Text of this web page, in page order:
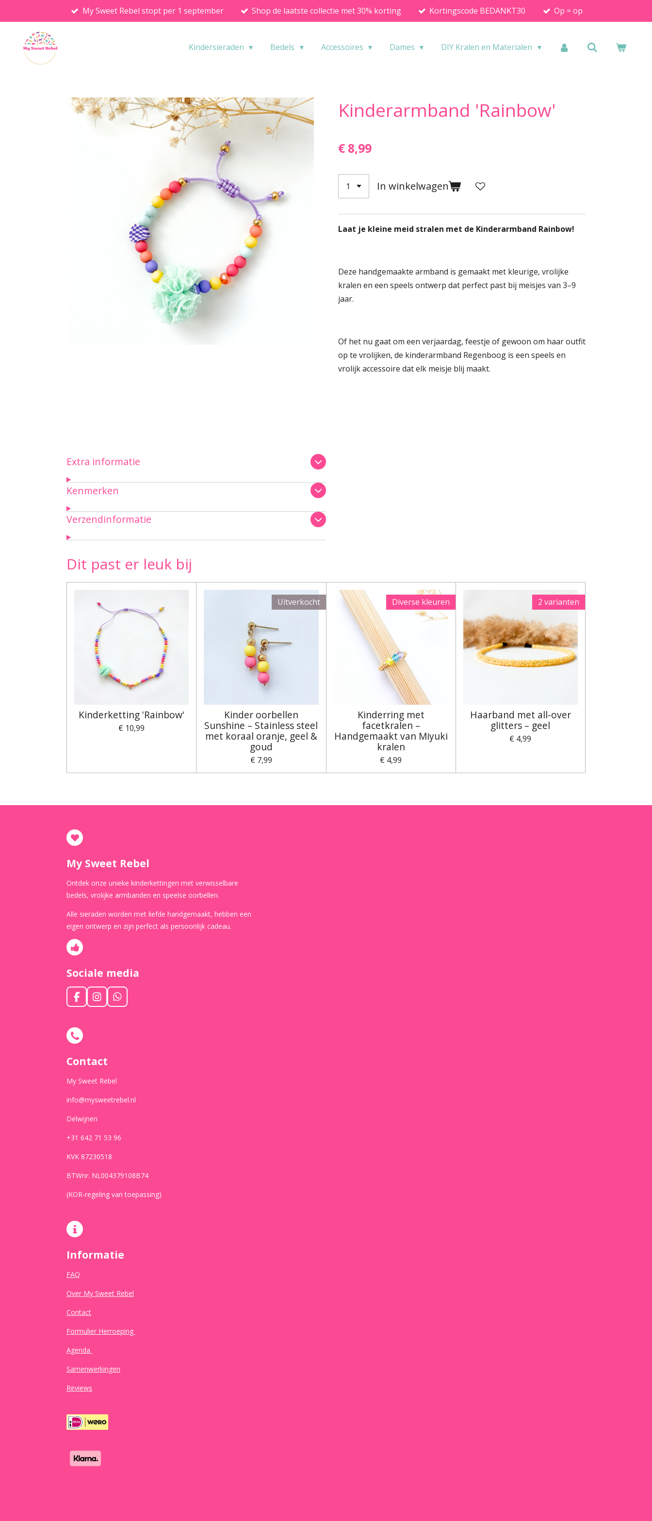
direct
hoofdinhoud
My Sweet Rebel stopt per 1 september Shop de laatste collectie met 30% korting Kortingscode BEDANKT30 Op = op
Kindersieraden Bedels Accessoires Dames DIY Kralen en Materialen
Kinderarmband 'Rainbow'
€ 8,99
In winkelwagen
Laat je kleine meid stralen met de Kinderarmband Rainbow!
Deze handgemaakte armband is gemaakt met kleurige, vrolijke
kralen en een speels ontwerp dat perfect past bij meisjes van 3–9
jaar.
Of het nu gaat om een verjaardag, feestje of gewoon om haar outfit
op te vrolijken, de kinderarmband Regenboog is een speels en
vrolijk accessoire dat elk meisje blij maakt.
Extra informatie
Kenmerken
Verzendinformatie
Dit past er leuk bij
Kinderketting 'Rainbow'
€ 10,99
Uitverkocht
Kinder oorbellen
Sunshine – Stainless steel
met koraal oranje, geel &
goud
€ 7,99
Diverse kleuren
Kinderring met
facetkralen –
Handgemaakt van Miyuki
kralen
€ 4,99
2 varianten
Haarband met all-over
glitters – geel
€ 4,99
My Sweet Rebel
Ontdek onze unieke kinderkettingen met verwisselbare
bedels, vrolijke armbanden en speelse oorbellen.
Alle sieraden worden met liefde handgemaakt, hebben een
eigen ontwerp en zijn perfect als persoonlijk cadeau.
Sociale media
F
a
e
b
o
k
I
n
a
W
h
Contact
My Sweet Rebel
info@mysweetrebel.nl
Delwijnen
+31 642 71 53 96
KVK 87230518
BTWnr. NL004379108B74
(KOR-regeling van toepassing)
Informatie
FAQ
Over My Sweet Rebel
Contact
Formulier Herroeping
Agenda
Samenwerkingen
Reviews